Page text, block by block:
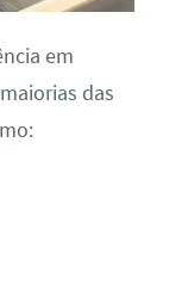
em
das